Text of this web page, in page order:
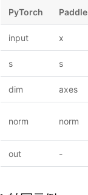
PyTorch
input x
s s
dim axes
norm norm
out -